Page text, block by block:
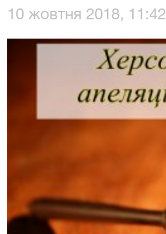
10 жовтня 2018, 11:42